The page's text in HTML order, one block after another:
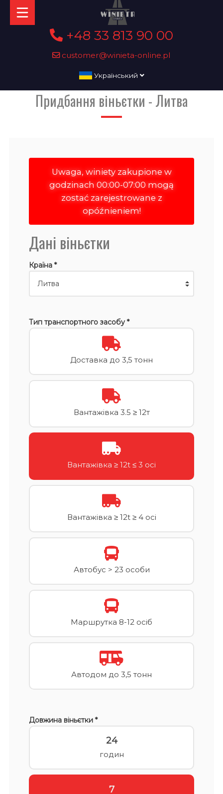
+48 33 813 90 00
customer@winieta-online.pl
Український
Придбання віньєтки - Литва
Uwaga, winiety zakupione w
godzinach 00:00-07:00 mogą
zostać zarejestrowane z
opóźnieniem!
Дані віньєтки
Країна *
Тип транспортного засобу *
Доставка до 3,5 тонн
Вантажівка 3.5 ≥ 12т
Вантажівка ≥ 12t ≤ 3 осі
Вантажівка ≥ 12t ≥ 4 осі
Автобус > 23 особи
Маршрутка 8-12 осіб
Автодом до 3,5 тонн
Довжина віньєтки *
24
годин
7